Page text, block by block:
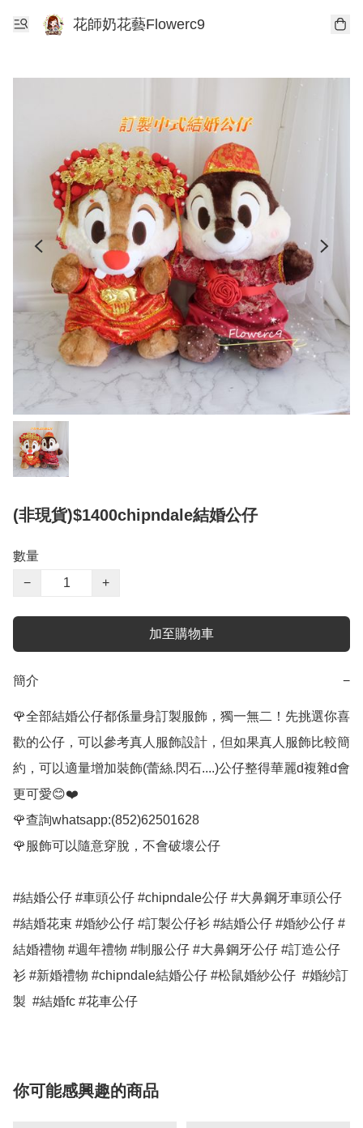
花師奶花藝Flowerc9
(非現貨)$1400chipndale結婚公仔
數量
−
+
加至購物車
簡介 −
🌹全部結婚公仔都係量身訂製服飾，獨一無二！先挑選你喜
歡的公仔，可以參考真人服飾設計，但如果真人服飾比較簡
約，可以適量增加裝飾(蕾絲.閃石....)公仔整得華麗d複雜d會
更可愛😊❤️
🌹查詢whatsapp:(852)62501628
🌹服飾可以隨意穿脫，不會破壞公仔
#結婚公仔 #車頭公仔 #chipndale公仔 #大鼻鋼牙車頭公仔
#結婚花束 #婚紗公仔 #訂製公仔衫 #結婚公仔 #婚紗公仔 #
結婚禮物 #週年禮物 #制服公仔 #大鼻鋼牙公仔 #訂造公仔
衫 #新婚禮物 #chipndale結婚公仔 #松鼠婚紗公仔  #婚紗訂
製  #結婚fc #花車公仔
你可能感興趣的商品